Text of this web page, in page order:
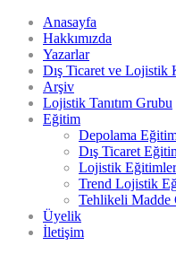
Anasayfa
Hakkımızda
Yazarlar
Dış Ticaret ve Lojistik
Arşiv
Lojistik Tanıtım Grubu
Eğitim
Depolama
Dış Ticaret
Lojistik
Trend Lojistik
Tehlikeli Madde
Üyelik
İletişim